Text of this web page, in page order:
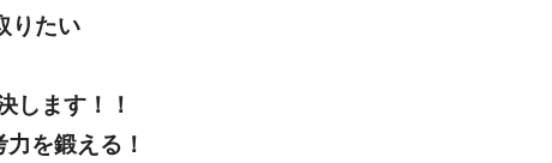
りたい
します！！
を鍛える！